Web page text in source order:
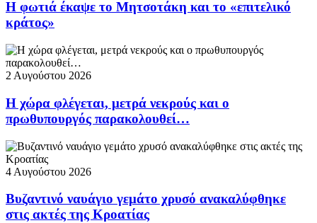
Η φωτιά έκαψε το Μητσοτάκη και το «επιτελικό
κράτος»
2 Αυγούστου 2026
Η χώρα φλέγεται, μετρά νεκρούς και ο
πρωθυπουργός παρακολουθεί…
4 Αυγούστου 2026
Βυζαντινό ναυάγιο γεμάτο χρυσό ανακαλύφθηκε
στις ακτές της Κροατίας